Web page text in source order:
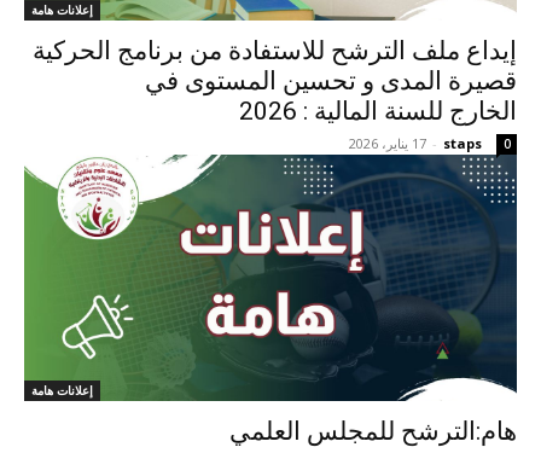
إعلانات هامة
إيداع ملف الترشح للاستفادة من برنامج الحركية
قصيرة المدى و تحسين المستوى في
الخارج للسنة المالية : 2026
staps
- 17 يناير، 2026 0
إعلانات هامة
هام:الترشح للمجلس العلمي